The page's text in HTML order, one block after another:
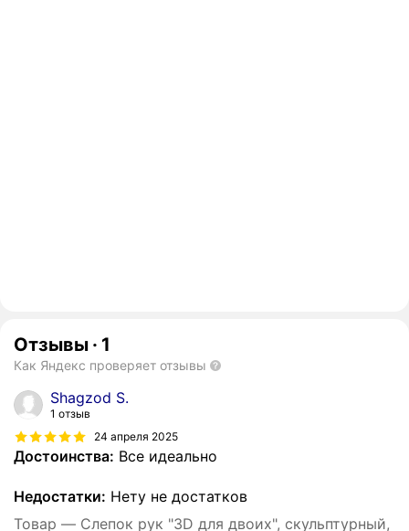
Отзывы · 1
Как Яндекс проверяет отзывы
Shagzod S.
1 отзыв
24 апреля 2025
Достоинства: Все идеально
Недостатки: Нету не достатков
Товар — Слепок рук "3D для двоих", скульптурный,